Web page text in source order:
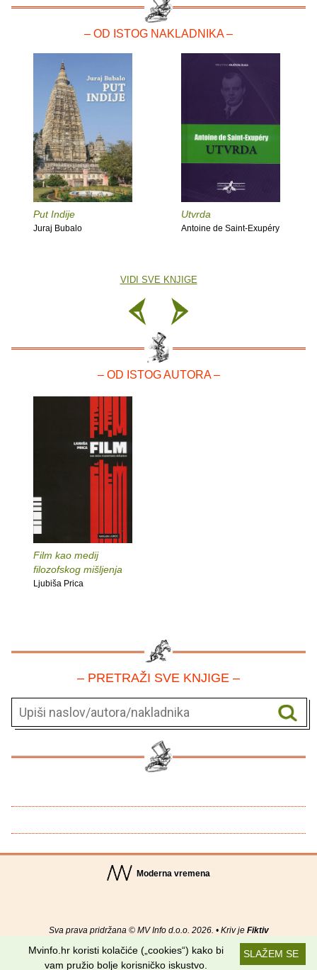
– OD ISTOG NAKLADNIKA –
Put Indije
Juraj Bubalo
Utvrda
Antoine de Saint-Exupéry
VIDI SVE KNJIGE
– OD ISTOG AUTORA –
Film kao medij
filozofskog mišljenja
Ljubiša Prica
– PRETRAŽI SVE KNJIGE –
Moderna vremena
Sva prava pridržana © MV Info d.o.o. 2026. • Kriv je Fiktiv
Uvjeti korištenja RSS kanaliSLAŽEM SE
Mvinfo.hr koristi kolačiće („cookies“) kako bi
vam pružio bolje korisničko iskustvo.